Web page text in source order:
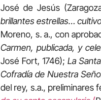
José de Jesús
brillantes estrellas…
Moreno, s. a., con
Carmen, publicada, y
José Fort, 1746); La
Cofradía de Nuestra
del rey, s.a., preliminares